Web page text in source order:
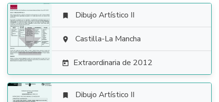

 Dibujo Artístico II
 Castilla-La Mancha
 Extraordinaria de 2012
 Dibujo Artístico II